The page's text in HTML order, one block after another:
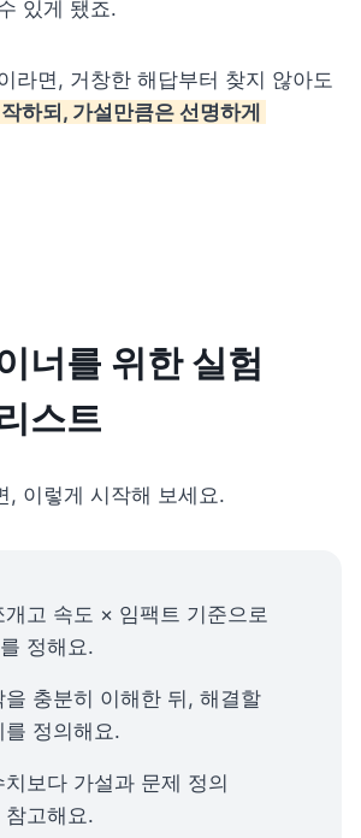
있게 됐죠.
라면, 거창한 해답부터 찾지 않아도
하되, 가설만큼은 선명하게
너를 위한 실험
스트
, 이렇게 시작해 보세요.
개고 속도 × 임팩트 기준으로
정해요.
을 충분히 이해한 뒤, 해결할
를 정의해요.
치보다 가설과 문제 정의
참고해요.